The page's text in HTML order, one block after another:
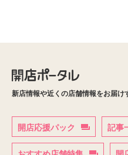
新店情報や近くの店舗情報をお届け
開店応援パック 記事